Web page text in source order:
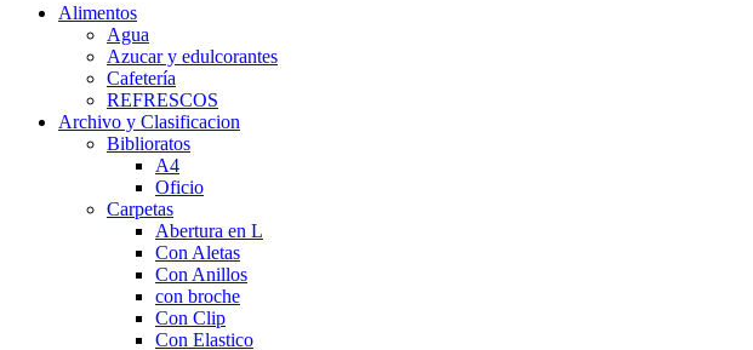
Alimentos
Agua
Azucar y edulcorantes
Cafetería
REFRESCOS
Archivo y Clasificacion
Biblioratos
A4
Oficio
Carpetas
Abertura en L
Con Aletas
Con Anillos
con broche
Con Clip
Con Elastico